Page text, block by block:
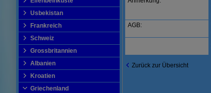
Usbekistan
Frankreich
Schweiz
Grossbritannien
Albanien
Kroatien
Griechenland
AGB:
Zurück zur Übersicht